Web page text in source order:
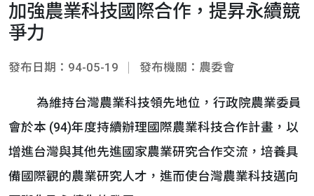
加強農業科技國際合作，提昇永續競
爭力
發布日期：94-05-19 發布機關：農委會
為維持台灣農業科技領先地位，行政院農業委員
會於本 (94)年度持續辦理國際農業科技合作計畫，以
增進台灣與其他先進國家農業研究合作交流，培養具
備國際觀的農業研究人才，進而使台灣農業科技邁向